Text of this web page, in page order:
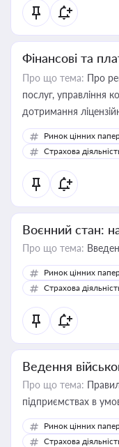
Фінансові та
Про що тема: Про
послуг, управління коштами, приймання платежів та
дотримання
Ринок цінних
Страхова
Воєнний стан:
Про що тема:
Ринок цінних
Страхова
Ведення
Про що тема:
підприємствах в
Ринок цінних
Страхова